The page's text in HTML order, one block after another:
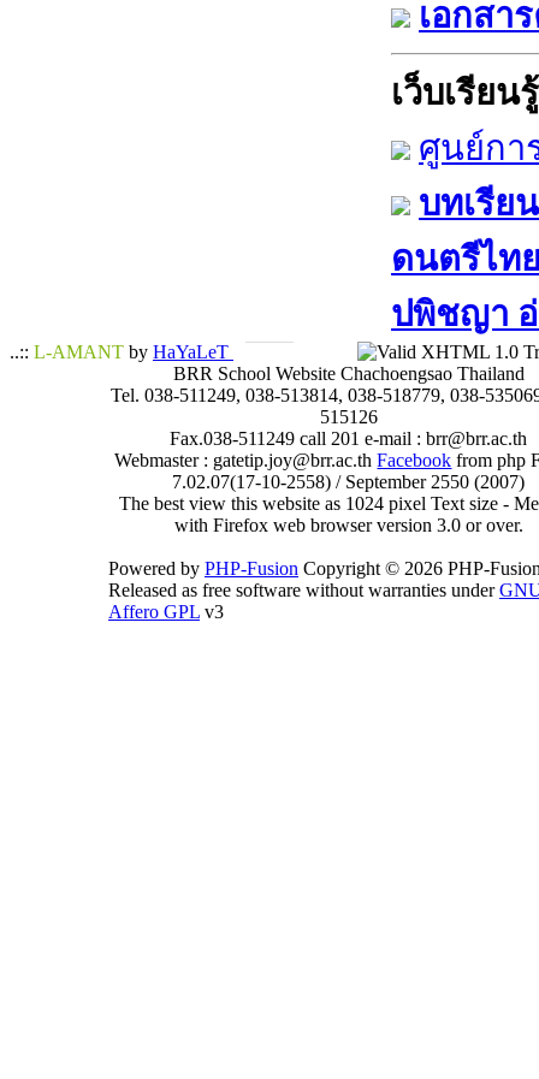
เอกสา
เว็บเรียนรู้
ศูนย์กา
บทเรีย
ดนตรีไท
ปพิชญา​ อ่
..:: L-AMANT by HaYaLeT
BRR School Website Chachoengsao Thailand
Tel. 038-511249, 038-513814, 038-518779, 038-
515126
Fax.038-511249 call 201 e-mail : brr@brr.ac.th
Webmaster : gatetip.joy@brr.ac.thFacebook from php
7.02.07(17-10-2558) / September 2550 (2007)
The best view this website as 1024 pixel Text size -
with Firefox web browser version 3.0 or over.
Powered by PHP-Fusion Copyright © 2026 PHP-
Released as free software without warranties under
Affero GPL v3